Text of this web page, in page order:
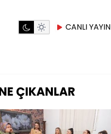
CANLI YAYIN
ÇIKANLAR